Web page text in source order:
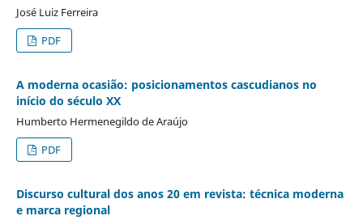
José Luiz Ferreira
PDF
A moderna ocasião: posicionamentos cascudianos no
início do século XX
Humberto Hermenegildo de Araújo
PDF
Discurso cultural dos anos 20 em revista: técnica moderna
e marca regional